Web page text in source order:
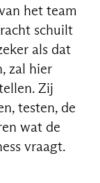
het team
schuilt
als dat
zal hier
Zij
testen, de
wat de
vraagt.